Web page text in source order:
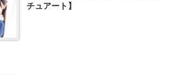
チュアート】